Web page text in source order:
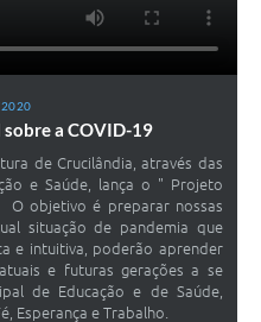
a COVID-19
de Crucilândia, através das
e Saúde, lança o " Projeto
O objetivo é preparar nossas
situação de pandemia que
e intuitiva, poderão aprender
e futuras gerações a se
de Educação e de Saúde,
Esperança e Trabalho.